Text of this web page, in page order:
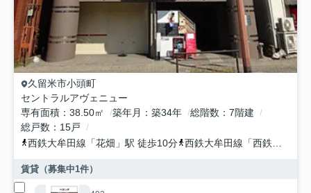
久留米市小頭町
セントラルアヴェニュー
専有面積
38.50㎡ 築年月 築34年 総階数
7階建
総戸数
15戸
西鉄大牟田線 「花畑 」駅 徒歩10分 西鉄大牟田線 「西鉄久留米
賃貸（募集中1件）